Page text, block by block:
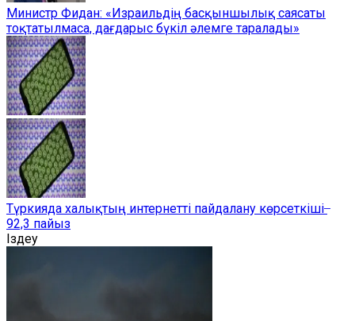
Министр Фидан: «Израильдің басқыншылық саясаты
тоқтатылмаса, дағдарыс бүкіл әлемге таралады»
Түркияда халықтың интернетті пайдалану көрсеткіші ̶
92,3 пайыз
Іздеу